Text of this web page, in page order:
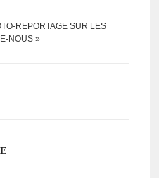
REPORTAGE SUR LES
NOUS »